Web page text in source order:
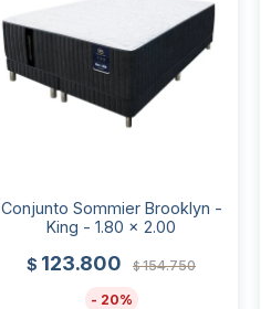
Conjunto Sommier Brooklyn -
King - 1.80 x 2.00
$ 123.800 $ 154.750
20